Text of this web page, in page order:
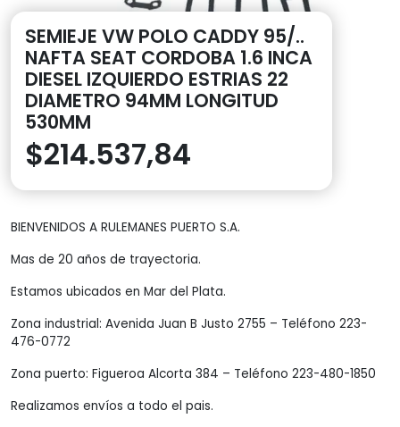
SEMIEJE VW POLO CADDY 95/..
NAFTA SEAT CORDOBA 1.6 INCA
DIESEL IZQUIERDO ESTRIAS 22
DIAMETRO 94MM LONGITUD
530MM
$214.537,84
BIENVENIDOS A RULEMANES PUERTO S.A.
Mas de 20 años de trayectoria.
Estamos ubicados en Mar del Plata.
Zona industrial: Avenida Juan B Justo 2755 – Teléfono 223-
476-0772
Zona puerto: Figueroa Alcorta 384 – Teléfono 223-480-1850
Realizamos envíos a todo el pais.